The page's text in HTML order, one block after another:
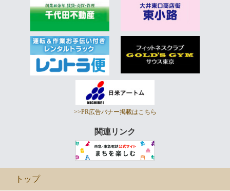
>>PR広告バナー掲載はこちら
関連リンク
トップ